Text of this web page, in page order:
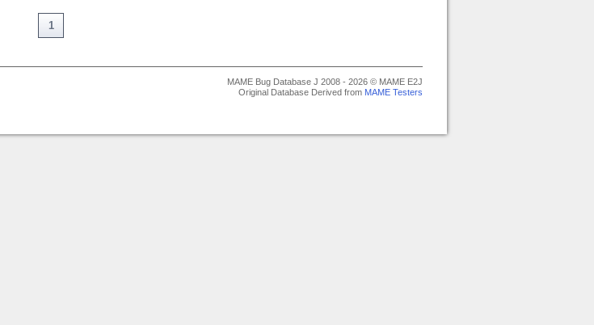
1
MAME Bug Database J 2008 - 2026 © MAME E2J
Original Database Derived from MAME Testers